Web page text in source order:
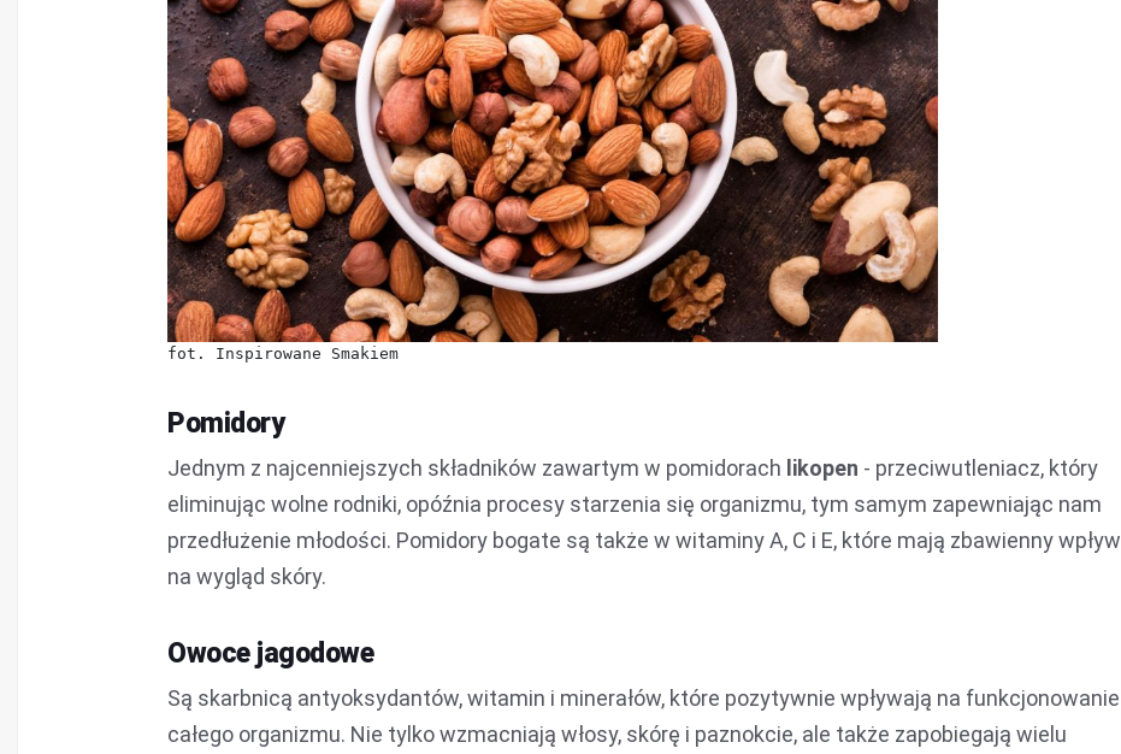
fot. Inspirowane Smakiem
Pomidory
Jednym z najcenniejszych składników zawartym w pomidorach likopen - przeciwutleniacz, który
eliminując wolne rodniki, opóźnia procesy starzenia się organizmu, tym samym zapewniając nam
przedłużenie młodości. Pomidory bogate są także w witaminy A, C i E, które mają zbawienny wpływ
na wygląd skóry.
Owoce jagodowe
Są skarbnicą antyoksydantów, witamin i minerałów, które pozytywnie wpływają na funkcjonowanie
całego organizmu. Nie tylko wzmacniają włosy, skórę i paznokcie, ale także zapobiegają wielu